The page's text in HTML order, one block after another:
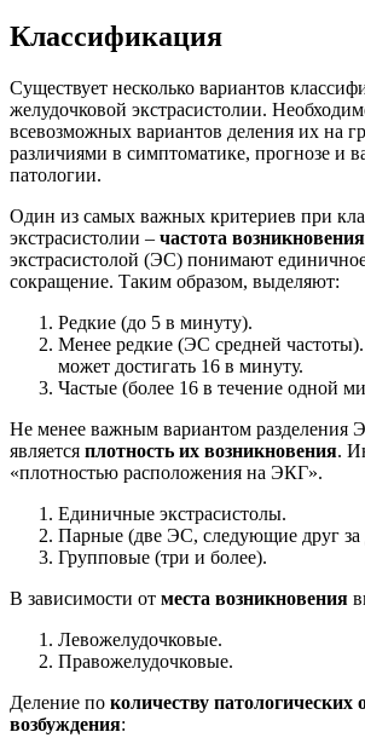
Классификация
Существует несколько вариантов
желудочковой экстрасистолии.
всевозможных вариантов деления их на
различиями в симптоматике, прогнозе и
патологии.
Один из самых важных критериев при
экстрасистолии – частота
экстрасистолой (ЭС) понимают
сокращение. Таким образом, выделяют:
Редкие (до 5 в минуту).
Менее редкие (ЭС средней
может достигать 16 в минуту.
Частые (более 16 в течение одной
Не менее важным вариантом разделения
является плотность их возникновения.
«плотностью расположения на ЭКГ».
Единичные экстрасистолы.
Парные (две ЭС, следующие друг за
Групповые (три и более).
В зависимости от места возникновения
Левожелудочковые.
Правожелудочковые.
Деление по количеству патологических
возбуждения: